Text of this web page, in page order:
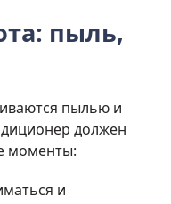
пыль,
пылью и
должен
моменты:
и